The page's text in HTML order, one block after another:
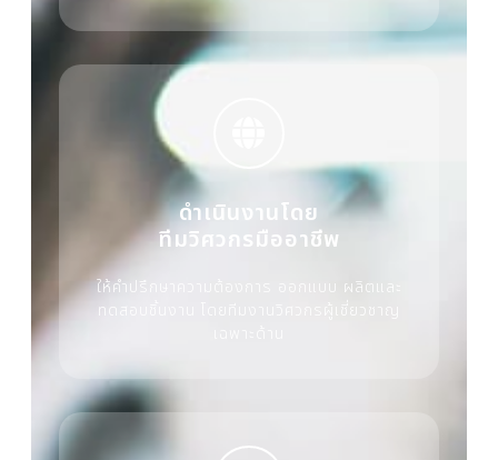
ดำเนินงานโดย
ทีมวิศวกรมืออาชีพ
ให้คำปรึกษาความต้องการ ออกแบบ ผลิตและ
ทดสอบชิ้นงาน โดยทีมงานวิศวกรผู้เชี่ยวชาญ